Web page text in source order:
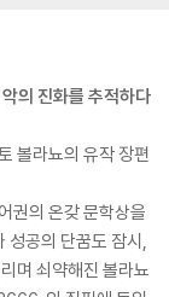
의 진화를 추적하다
볼라뇨의 유작 장편
권의 온갖 문학상을
성공의 단꿈도 잠시,
며 쇠약해진 볼라뇨